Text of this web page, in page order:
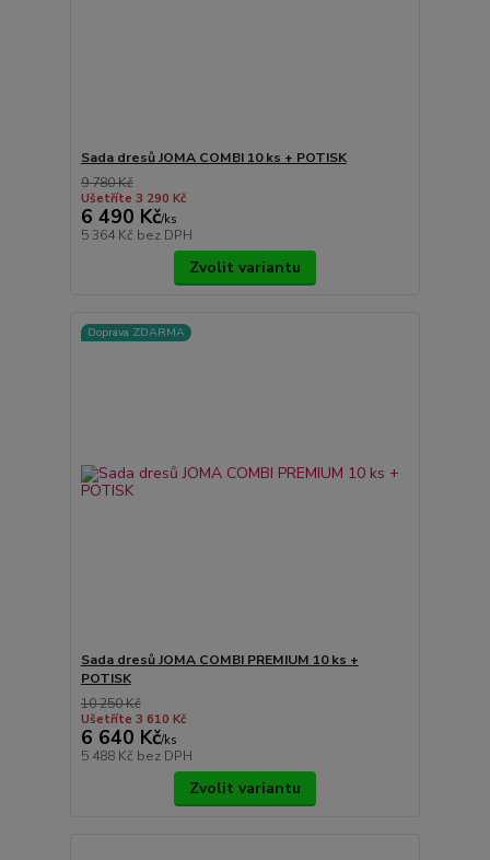
Sada dresů JOMA COMBI 10 ks + POTISK
9 780 Kč
Ušetříte 3 290 Kč
6 490 Kč/ks
5 364 Kč bez DPH
Zvolit variantu
Doprava ZDARMA
Sada dresů JOMA COMBI PREMIUM 10 ks +
POTISK
10 250 Kč
Ušetříte 3 610 Kč
6 640 Kč/ks
5 488 Kč bez DPH
Zvolit variantu